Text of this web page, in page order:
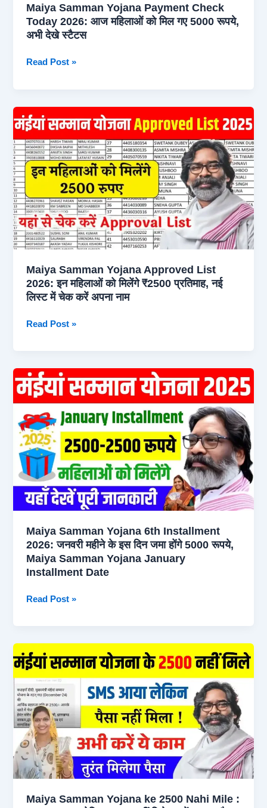
रूपये,
जल्दी
करें
सुधार
Maiya Samman Yojana Payment Check
Today 2026: आज महिलाओं को मिल गए 5000 रूपये,
अभी देखे स्टैटस
Maiya
Payment
Check
Today
2026:
आज
महिलाओं
मिल
गए
5000
रूपये,
देखे
स्टैटस
Read Post »
Maiya Samman Yojana Approved List
2026: इन महिलाओं को मिलेंगे ₹2500 प्रतिमाह, नई
लिस्ट में चेक करें अपना नाम
Maiya
Approved
List
2026:
महिलाओं
को
मिलेंगे
₹2500
प्रतिमाह,
नई
लिस्ट
चेक
अपना
Read Post »
Maiya Samman Yojana 6th Installment
2026: जनवरी महीने के इस दिन जमा होंगे 5000 रूपये,
Maiya Samman Yojana January
Installment Date
Maiya
6th
Installment
2026:
जनवरी
महीने
के
इस
दिन
जमा
होंगे
रूपये,
Read Post »
Maiya Samman Yojana ke 2500 Nahi Mile :